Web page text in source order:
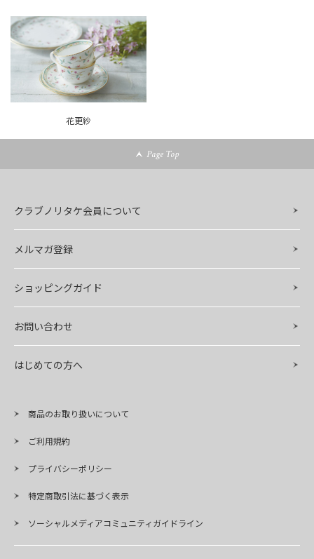
花更紗
Page Top
クラブノリタケ会員について
メルマガ登録
ショッピングガイド
お問い合わせ
はじめての方へ
商品のお取り扱いについて
ご利用規約
プライバシーポリシー
特定商取引法に基づく表示
ソーシャルメディアコミュニティガイドライン